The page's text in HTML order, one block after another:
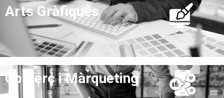
Arts Gràfiques
Comerç i Màrqueting